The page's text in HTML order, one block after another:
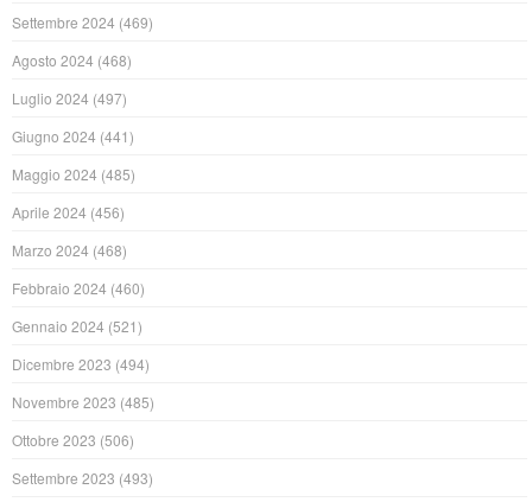
Settembre 2024 (469)
Agosto 2024 (468)
Luglio 2024 (497)
Giugno 2024 (441)
Maggio 2024 (485)
Aprile 2024 (456)
Marzo 2024 (468)
Febbraio 2024 (460)
Gennaio 2024 (521)
Dicembre 2023 (494)
Novembre 2023 (485)
Ottobre 2023 (506)
Settembre 2023 (493)